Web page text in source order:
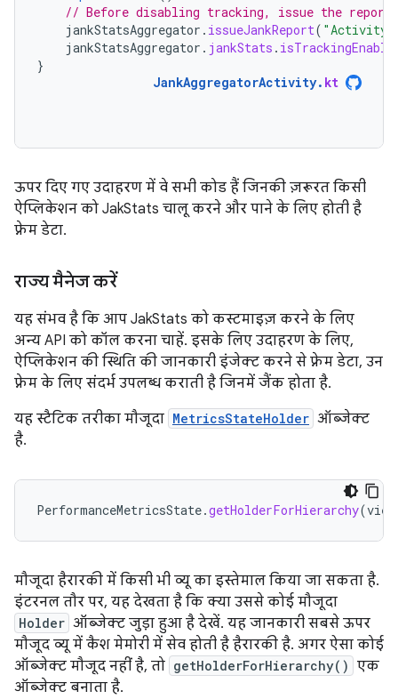
// Before disabling tracking, issue the
jankStatsAggregator . issueJankReport( "Activity
jankStatsAggregator . jankStats .
}
JankAggregatorActivity. kt
ऊपर दिए गए उदाहरण में वे सभी कोड हैं जिनकी ज़रूरत किसी
ऐप्लिकेशन को JakStats चालू करने और पाने के लिए होती है
फ़्रेम डेटा.
राज्य मैनेज करें
यह संभव है कि आप JakStats को कस्टमाइज़ करने के लिए
अन्य API को कॉल करना चाहें. इसके लिए उदाहरण के लिए,
ऐप्लिकेशन की स्थिति की जानकारी इंजेक्ट करने से फ़्रेम डेटा, उन
फ़्रेम के लिए संदर्भ उपलब्ध कराती है जिनमें जैंक होता है.
यह स्टैटिक तरीका मौजूदा MetricsStateHolder ऑब्जेक्ट
है.
PerformanceMetricsState.getHolderForHierarchy(view
मौजूदा हैरारकी में किसी भी व्यू का इस्तेमाल किया जा सकता है.
इंटरनल तौर पर, यह देखता है कि क्या उससे कोई मौजूदा
Holder ऑब्जेक्ट जुड़ा हुआ है देखें. यह जानकारी सबसे ऊपर
मौजूद व्यू में कैश मेमोरी में सेव होती है हैरारकी है. अगर ऐसा कोई
ऑब्जेक्ट मौजूद नहीं है, तो getHolderForHierarchy() एक
ऑब्जेक्ट बनाता है.